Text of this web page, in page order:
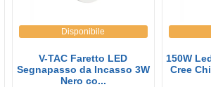
Disponibile
V-TAC Faretto LED
Segnapasso da Incasso 3W
Nero co...
150W
Cree